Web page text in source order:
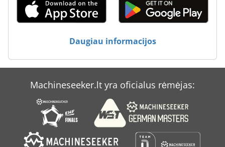
Daugiau informacijos
Machineseeker.lt yra oficialus rėmėjas: